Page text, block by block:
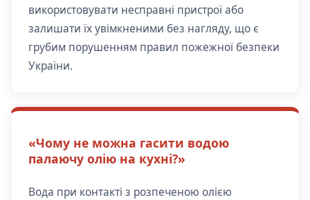
використовувати несправні пристрої або
залишати їх увімкненими без нагляду, що є
грубим порушенням правил пожежної безпеки
України.
«Чому не можна гасити водою
палаючу олію на кухні?»
Вода при контакті з розпеченою олією